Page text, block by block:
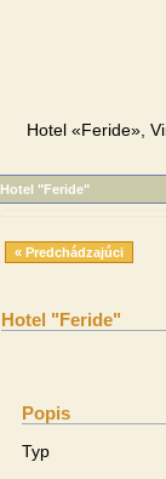
Hotel «Feride»,
Hotel "Feride"
« Predchádzajúci
Hotel "Feride"
Popis
Typ